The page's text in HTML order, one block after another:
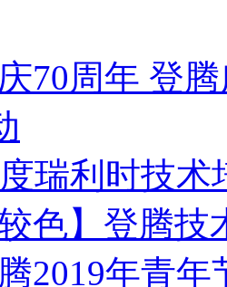
70周年 登
瑞利时技
较色】登腾
2019年青